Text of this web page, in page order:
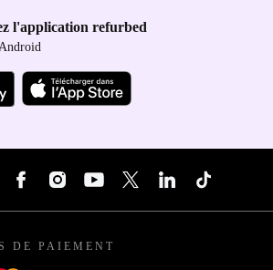
l'application refurbed
DE PAIEMENT